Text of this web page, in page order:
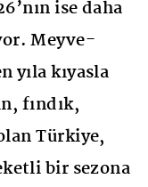
ise daha
Meyve-
yıla kıyasla
fındık,
Türkiye,
bir sezona